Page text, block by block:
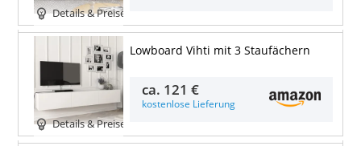
Details & Preise
Details & Preise
Lowboard Vihti mit 3 Staufächern
ca. 121 €
kostenlose Lieferung